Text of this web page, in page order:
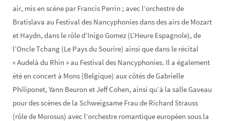
air, mis en scène par Francis Perrin ; avec l’orchestre de
Bratislava au Festival des Nancyphonies dans des airs de Mozart
et Haydn, dans le rôle d’Inigo Gomez (L’Heure Espagnole), de
l’Oncle Tchang (Le Pays du Sourire) ainsi que dans le récital
« Audelà du Rhin » au Festival des Nancyphonies. Il a également
été en concert à Mons (Belgique) aux côtés de Gabrielle
Philiponet, Yann Beuron et Jeff Cohen, ainsi qu’à la salle Gaveau
pour des scènes de la Schweigsame Frau de Richard Strauss
(rôle de Morosus) avec l’orchestre romantique européen sous la